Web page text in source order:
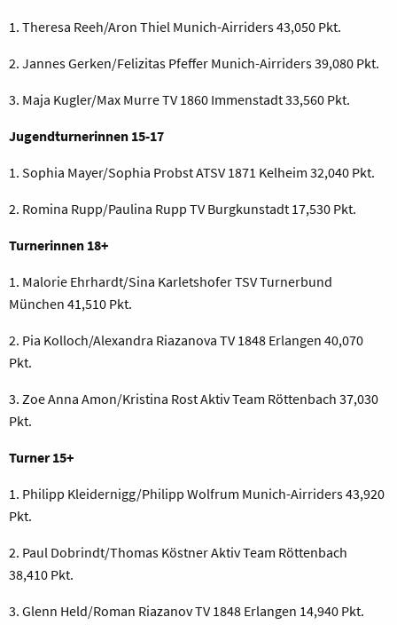
1. Theresa Reeh/Aron Thiel Munich-Airriders 43,050 Pkt.
2. Jannes Gerken/Felizitas Pfeffer Munich-Airriders 39,080 Pkt.
3. Maja Kugler/Max Murre TV 1860 Immenstadt 33,560 Pkt.
Jugendturnerinnen 15-17
1. Sophia Mayer/Sophia Probst ATSV 1871 Kelheim 32,040 Pkt.
2. Romina Rupp/Paulina Rupp TV Burgkunstadt 17,530 Pkt.
Turnerinnen 18+
1. Malorie Ehrhardt/Sina Karletshofer TSV Turnerbund
München 41,510 Pkt.
2. Pia Kolloch/Alexandra Riazanova TV 1848 Erlangen 40,070
Pkt.
3. Zoe Anna Amon/Kristina Rost Aktiv Team Röttenbach 37,030
Pkt.
Turner 15+
1. Philipp Kleidernigg/Philipp Wolfrum Munich-Airriders 43,920
Pkt.
2. Paul Dobrindt/Thomas Köstner Aktiv Team Röttenbach
38,410 Pkt.
3. Glenn Held/Roman Riazanov TV 1848 Erlangen 14,940 Pkt.